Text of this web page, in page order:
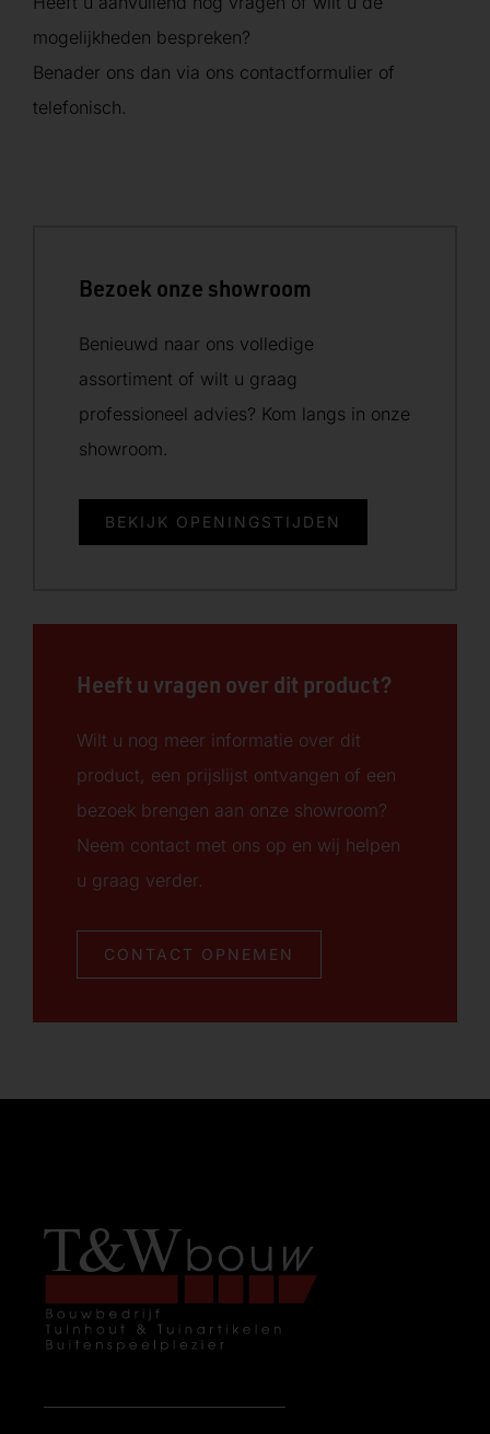
mogelijkheden bespreken?
Benader ons dan via ons contactformulier of
telefonisch.
Bezoek onze showroom
Benieuwd naar ons volledige
assortiment of wilt u graag
professioneel advies? Kom langs in onze
showroom.
BEKIJK OPENINGSTIJDEN
Heeft u vragen over dit product?
Wilt u nog meer informatie over dit
product, een prijslijst ontvangen of een
bezoek brengen aan onze showroom?
Neem contact met ons op en wij helpen
u graag verder.
CONTACT OPNEMEN